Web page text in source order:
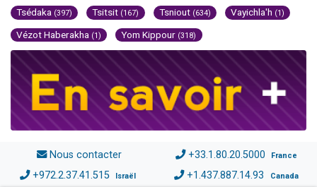
Tsédaka (397) Tsitsit (167) Tsniout (634) Vayichla'h (1)
Vézot Haberakha (1) Yom Kippour (318)
Nous contacter +33.1.80.20.5000 France
+972.2.37.41.515 Israël +1.437.887.14.93 Canada